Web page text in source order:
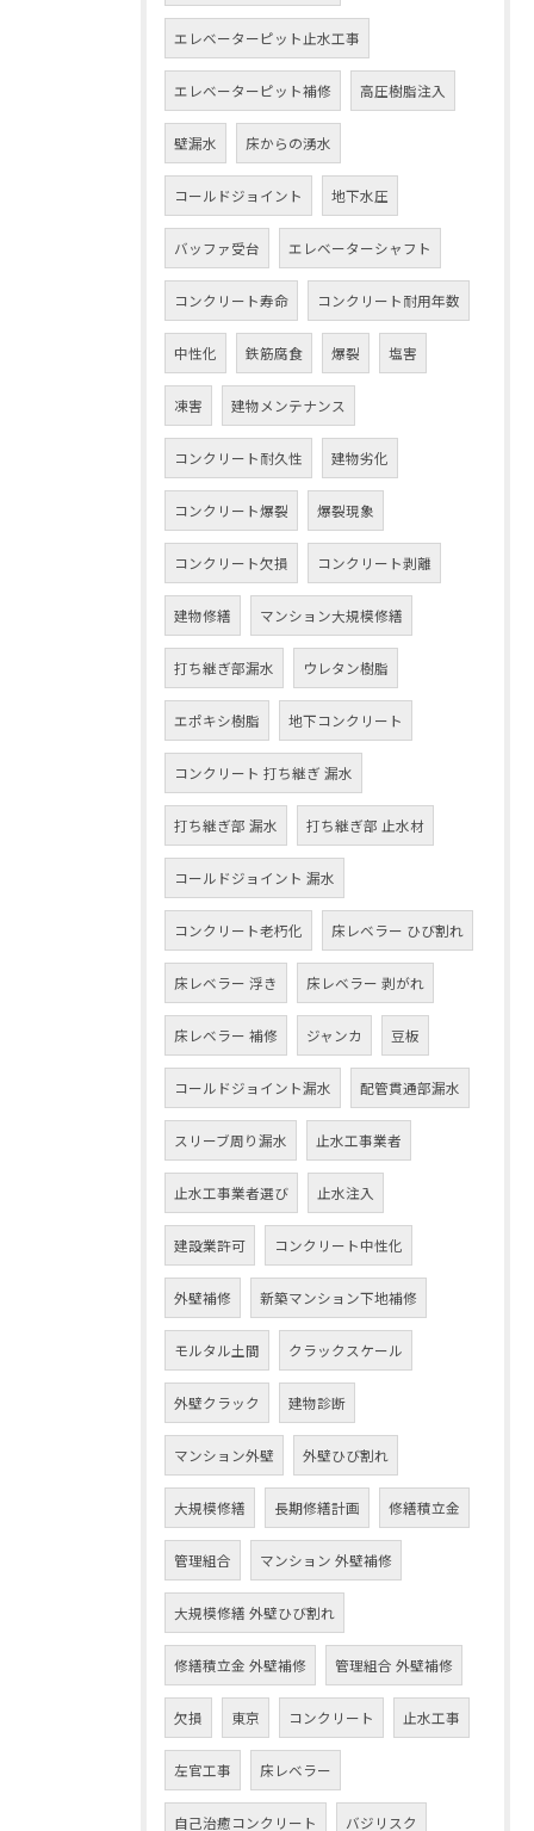
エレベーターピット止水工事
エレベーターピット補修 高圧樹脂注入
壁漏水 床からの湧水
コールドジョイント 地下水圧
バッファ受台 エレベーターシャフト
コンクリート寿命 コンクリート耐用年数
中性化 鉄筋腐食 爆裂 塩害
凍害 建物メンテナンス
コンクリート耐久性 建物劣化
コンクリート爆裂 爆裂現象
コンクリート欠損 コンクリート剥離
建物修繕 マンション大規模修繕
打ち継ぎ部漏水 ウレタン樹脂
エポキシ樹脂 地下コンクリート
コンクリート 打ち継ぎ 漏水
打ち継ぎ部 漏水 打ち継ぎ部 止水材
コールドジョイント 漏水
コンクリート老朽化 床レベラー ひび割れ
床レベラー 浮き 床レベラー 剥がれ
床レベラー 補修 ジャンカ 豆板
コールドジョイント漏水 配管貫通部漏水
スリーブ周り漏水 止水工事業者
止水工事業者選び 止水注入
建設業許可 コンクリート中性化
外壁補修 新築マンション下地補修
モルタル土間 クラックスケール
外壁クラック 建物診断
マンション外壁 外壁ひび割れ
大規模修繕 長期修繕計画 修繕積立金
管理組合 マンション 外壁補修
大規模修繕 外壁ひび割れ
修繕積立金 外壁補修 管理組合 外壁補修
欠損 東京 コンクリート 止水工事
左官工事 床レベラー
自己治癒コンクリート バジリスク